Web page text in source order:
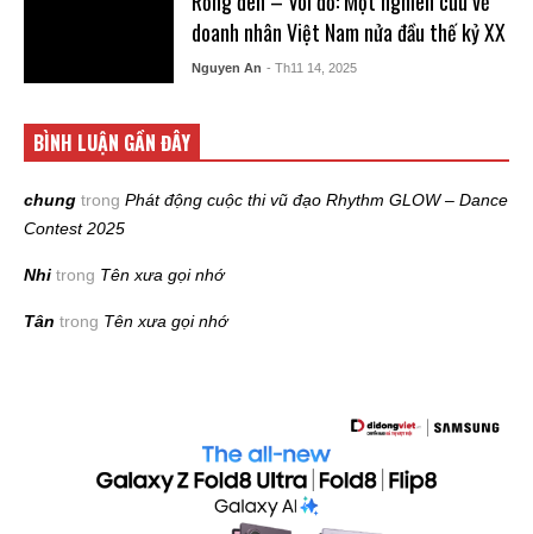
doanh nhân Việt Nam nửa đầu thế kỷ XX
Nguyen An - Th11 14, 2025
BÌNH LUẬN GẦN ĐÂY
chung trong Phát động cuộc thi vũ đạo Rhythm GLOW – Dance
Contest 2025
Nhi trong Tên xưa gọi nhớ
Tân trong Tên xưa gọi nhớ